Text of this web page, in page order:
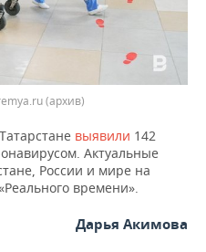
(архив)
выявили 142
Актуальные
России и мире на
времени».
Дарья Акимова